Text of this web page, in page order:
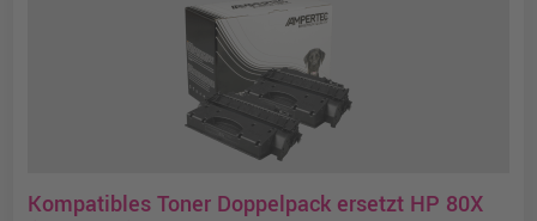
Kompatibles Toner Doppelpack ersetzt HP 80X